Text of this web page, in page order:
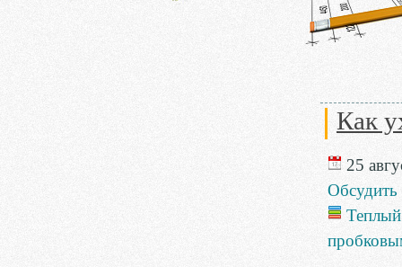
Как
25
Обсудить